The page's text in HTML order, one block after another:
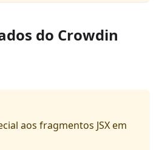
do Crowdin
aos fragmentos JSX em